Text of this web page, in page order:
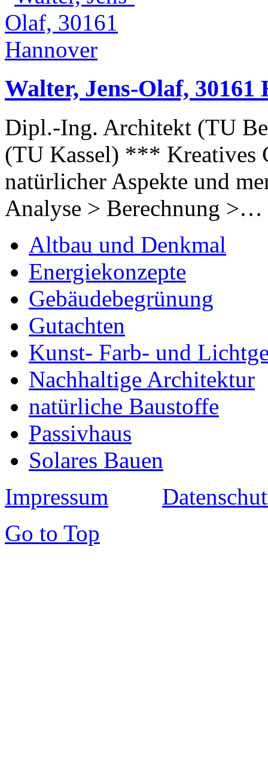
Walter, Jens-Olaf, 30161
Dipl.-Ing. Architekt (TU
(TU Kassel) *** Kreatives
natürlicher Aspekte und
Analyse > Berechnung >…
Altbau und Denkmal
Energiekonzepte
Gebäudebegrünung
Gutachten
Kunst- Farb- und
Nachhaltige Architektur
natürliche Baustoffe
Passivhaus
Solares Bauen
Impressum
Go to Top